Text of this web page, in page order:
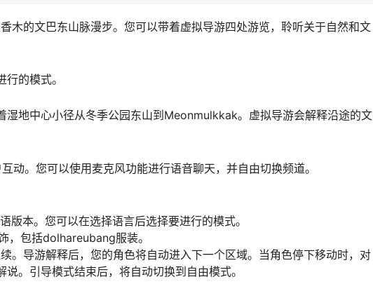
木的文巴东山脉漫步。您可以带着虚拟导游四处游览，聆听关于自然和文
的模式。
地中心小径从冬季公园东山到Meonmulkkak。虚拟导游会解释沿途的文
。您可以使用麦克风功能进行语音聊天，并自由切换频道。
本。您可以在选择语言后选择要进行的模式。
，包括dolhareubang服装。
。导游解释后，您的角色将自动进入下一个区域。当角色停下移动时，对
。引导模式结束后，将自动切换到自由模式。